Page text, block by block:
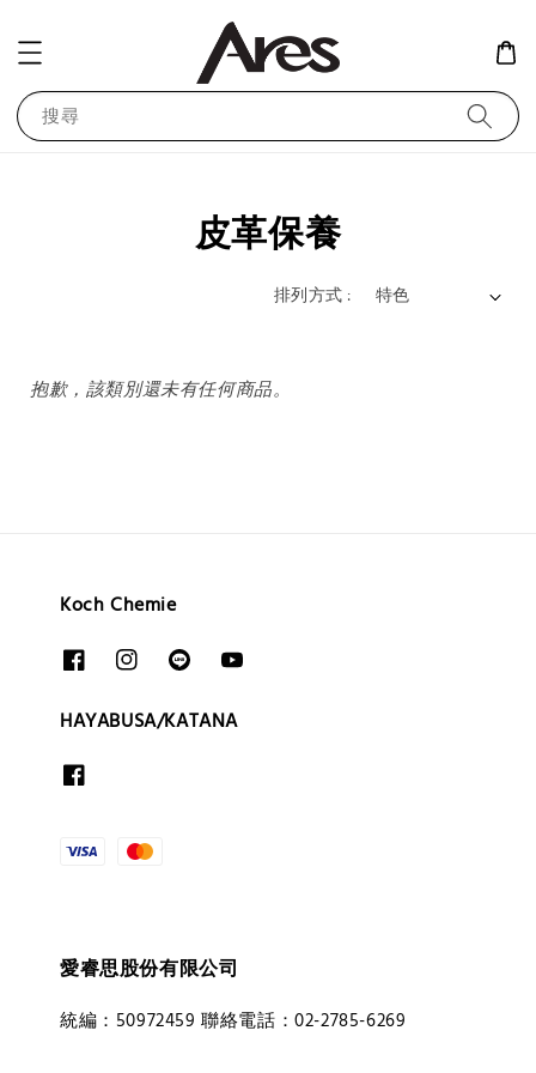
搜尋
皮革保養
排列方式 :
抱歉，該類別還未有任何商品。
Koch Chemie
HAYABUSA/KATANA
愛睿思股份有限公司
統編：50972459 聯絡電話：02-2785-6269